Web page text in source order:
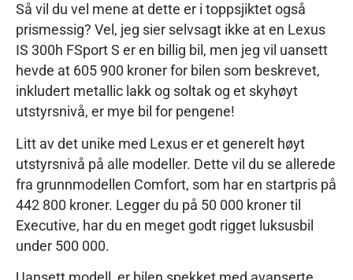
Så vil du vel mene at dette er i toppsjiktet også
prismessig? Vel, jeg sier selvsagt ikke at en Lexus
IS 300h FSport S er en billig bil, men jeg vil uansett
hevde at 605 900 kroner for bilen som beskrevet,
inkludert metallic lakk og soltak og et skyhøyt
utstyrsnivå, er mye bil for pengene!
Litt av det unike med Lexus er et generelt høyt
utstyrsnivå på alle modeller. Dette vil du se allerede
fra grunnmodellen Comfort, som har en startpris på
442 800 kroner. Legger du på 50 000 kroner til
Executive, har du en meget godt rigget luksusbil
under 500 000.